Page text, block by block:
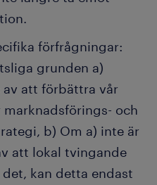
förfrågningar:
grunden a)
att förbättra vår
och
b) Om a) inte är
att lokal tvingande
kan detta endast